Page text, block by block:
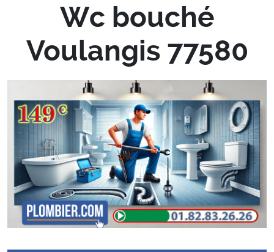
Wc bouché
Voulangis 77580